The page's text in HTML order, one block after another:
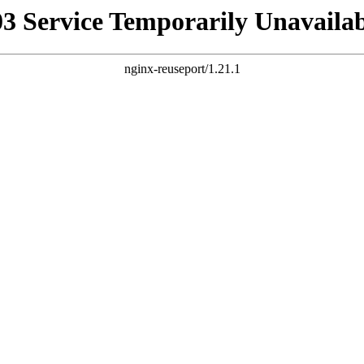
Service Temporarily
nginx-reuseport/1.21.1